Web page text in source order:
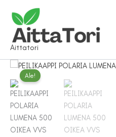
sisältöön
Aittatori
Ale!